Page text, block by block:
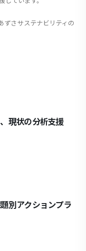
ずさサステナビリティの
現状の分析支援
別アクションプラ